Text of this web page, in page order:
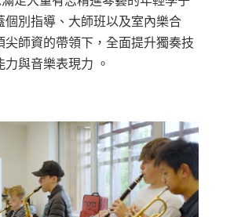
個別指導、大師班以及室內樂合
尖師資的帶領下，全面提升獨奏技
與音樂表現力 。